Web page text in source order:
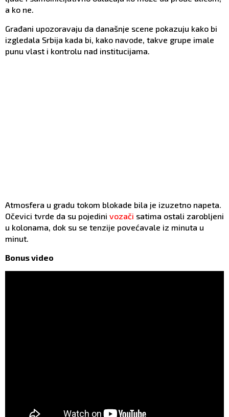
a ko ne.
Građani upozoravaju da današnje scene pokazuju kako bi
izgledala Srbija kada bi, kako navode, takve grupe imale
punu vlast i kontrolu nad institucijama.
Atmosfera u gradu tokom blokade bila je izuzetno napeta.
Očevici tvrde da su pojedini vozači satima ostali zarobljeni
u kolonama, dok su se tenzije povećavale iz minuta u
minut.
Bonus video